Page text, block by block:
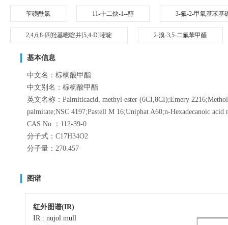
苄磺酰氯 11-十二炔-1--醇 3-氟-2-甲氧基苯基
2,4,6,8-四羟基嘧啶并[5,4-D]嘧啶 2-溴-3,5-二氟苯甲醛
基本信息
中文名：棕榈酸甲酯
中文别名：棕榈酸甲酯
英文名称：Palmiticacid, methyl ester (6CI,8CI);Emery
palmitate;NSC 4197;Pastell M 16;Uniphat A60;n-Hexadecanoic acid
CAS No.：112-39-0
分子式：C17H34O2
分子量：270.457
图谱
红外图谱(IR)
IR : nujol mull